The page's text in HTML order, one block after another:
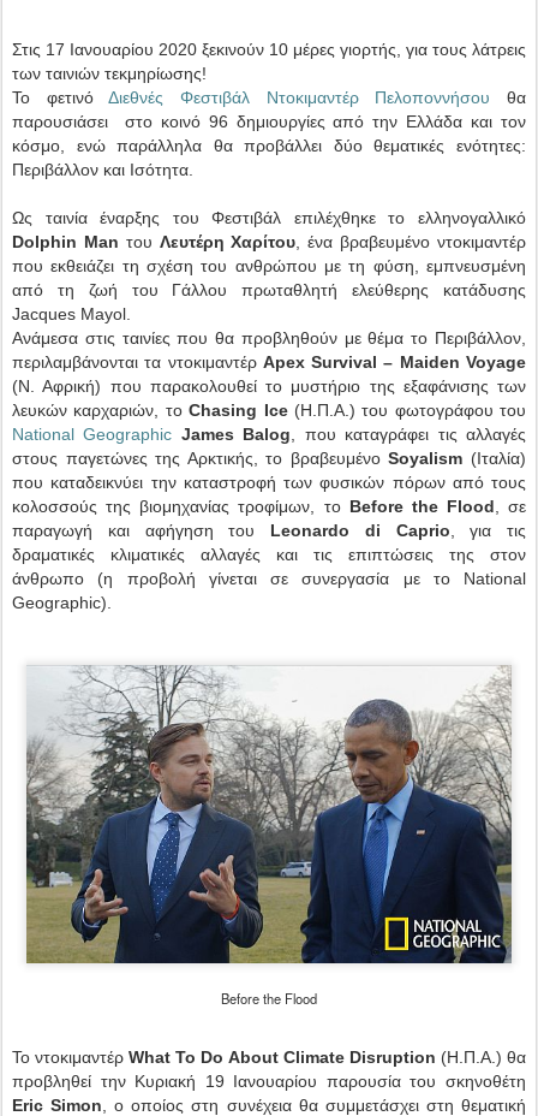
Στις 17 Ιανουαρίου 2020 ξεκινούν 10 μέρες γιορτής, για τους λάτρεις
των ταινιών τεκμηρίωσης!
Το φετινόΔιεθνές Φεστιβάλ Ντοκιμαντέρ Πελοποννήσου θα
παρουσιάσει στο κοινό 96 δημιουργίες από την Ελλάδα και τον
κόσμο, ενώ παράλληλα θα προβάλλει δύο θεματικές ενότητες:
Περιβάλλον και Ισότητα.
Ως ταινία έναρξης του Φεστιβάλ επιλέχθηκε το ελληνογαλλικό
Dolphin Man του Λευτέρη Χαρίτου , ένα βραβευμένο ντοκιμαντέρ
που εκθειάζει τη σχέση του ανθρώπου με τη φύση, εμπνευσμένη
από τη ζωή του Γάλλου πρωταθλητή ελεύθερης κατάδυσης
Jacques Mayol.
Ανάμεσα στις ταινίες που θα προβληθούν με θέμα το Περιβάλλον,
περιλαμβάνονται τα ντοκιμαντέρ Apex Survival – Maiden Voyage
(Ν. Αφρική) που παρακολουθεί το μυστήριο της εξαφάνισης των
λευκών καρχαριών, τοChasing Ice(Η.Π.Α.) του φωτογράφου του
National Geographic James Balog , που καταγράφει τις αλλαγές
στους παγετώνες της Αρκτικής, το βραβευμένοSoyalism (Ιταλία)
που καταδεικνύει την καταστροφή των φυσικών πόρων από τους
κολοσσούς της βιομηχανίας τροφίμων, τοBefore the Flood , σε
παραγωγή και αφήγηση του Leonardo di Caprio , για τις
δραματικές κλιματικές αλλαγές και τις επιπτώσεις της στον
άνθρωπο (η προβολή γίνεται σε συνεργασία με το National
Geographic).
Before the Flood
Το ντοκιμαντέρWhat To Do About Climate Disruption (Η.Π.Α.) θα
προβληθεί την Κυριακή 19 Ιανουαρίου παρουσία του σκηνοθέτη
Eric Simon , ο οποίος στη συνέχεια θα συμμετάσχει στη θεματική